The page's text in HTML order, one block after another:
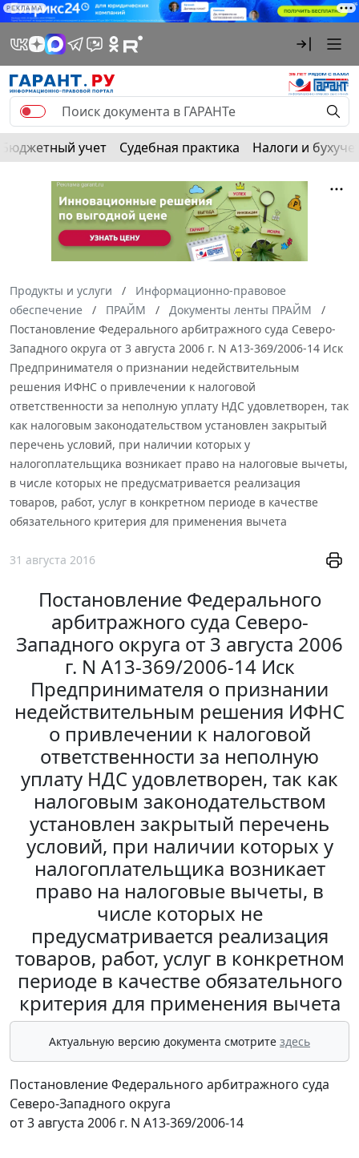
РЕКЛАМА
Бюджетный учет Судебная практика Налоги и
Продукты и услуги
Информационно-правовое
обеспечение
ПРАЙМ
Документы ленты ПРАЙМ
Постановление Федерального арбитражного суда Северо-
Западного округа от 3 августа 2006 г. N А13-369/2006-14 Иск
Предпринимателя о признании недействительным
решения ИФНС о привлечении к налоговой
ответственности за неполную уплату НДС удовлетворен, так
как налоговым законодательством установлен закрытый
перечень условий, при наличии которых у
налогоплательщика возникает право на налоговые вычеты,
в числе которых не предусматривается реализация
товаров, работ, услуг в конкретном периоде в качестве
обязательного критерия для применения вычета
31 августа 2016
Постановление Федерального
арбитражного суда Северо-
Западного округа от 3 августа 2006
г. N А13-369/2006-14 Иск
Предпринимателя о признании
недействительным решения ИФНС
о привлечении к налоговой
ответственности за неполную
уплату НДС удовлетворен, так как
налоговым законодательством
установлен закрытый перечень
условий, при наличии которых у
налогоплательщика возникает
право на налоговые вычеты, в
числе которых не
предусматривается реализация
товаров, работ, услуг в конкретном
периоде в качестве обязательного
критерия для применения вычета
Актуальную версию документа смотрите здесь
Постановление Федерального арбитражного суда
Северо-Западного округа
от 3 августа 2006 г. N А13-369/2006-14